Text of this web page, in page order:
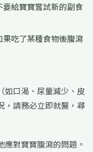
給寶寶嘗試新的副食
吃了某種食物後腹瀉
如口渴、尿量減少、皮
，請務必立即就醫，尋
對寶寶腹瀉的問題。